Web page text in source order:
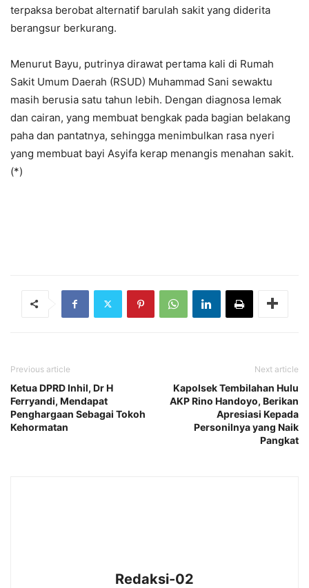
terpaksa berobat alternatif barulah sakit yang diderita
berangsur berkurang.
Menurut Bayu, putrinya dirawat pertama kali di Rumah
Sakit Umum Daerah (RSUD) Muhammad Sani sewaktu
masih berusia satu tahun lebih. Dengan diagnosa lemak
dan cairan, yang membuat bengkak pada bagian belakang
paha dan pantatnya, sehingga menimbulkan rasa nyeri
yang membuat bayi Asyifa kerap menangis menahan sakit.
(*)
Previous article
Ketua DPRD Inhil, Dr H
Ferryandi, Mendapat
Penghargaan Sebagai Tokoh
Kehormatan
Next article
Kapolsek Tembilahan Hulu
AKP Rino Handoyo, Berikan
Apresiasi Kepada
Personilnya yang Naik
Pangkat
Redaksi-02